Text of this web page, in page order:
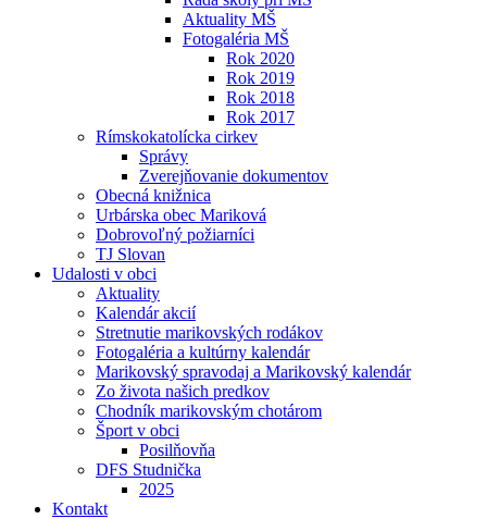
Aktuality MŠ
Fotogaléria MŠ
Rok 2020
Rok 2019
Rok 2018
Rok 2017
Rímskokatolícka cirkev
Správy
Zverejňovanie dokumentov
Obecná knižnica
Urbárska obec Mariková
Dobrovoľný požiarníci
TJ Slovan
Udalosti v obci
Aktuality
Kalendár akcií
Stretnutie marikovských rodákov
Fotogaléria a kultúrny kalendár
Marikovský spravodaj a Marikovský kalendár
Zo života našich predkov
Chodník marikovským chotárom
Šport v obci
Posilňovňa
DFS Studnička
2025
Kontakt